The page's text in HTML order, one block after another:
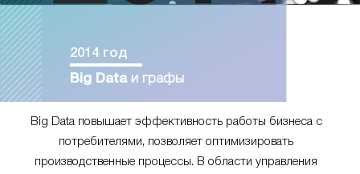
2014 год
Big Dataи графы
Big Data повышает эффективность работы бизнеса с
потребителями, позволяет оптимизировать
производственные процессы. В области управления